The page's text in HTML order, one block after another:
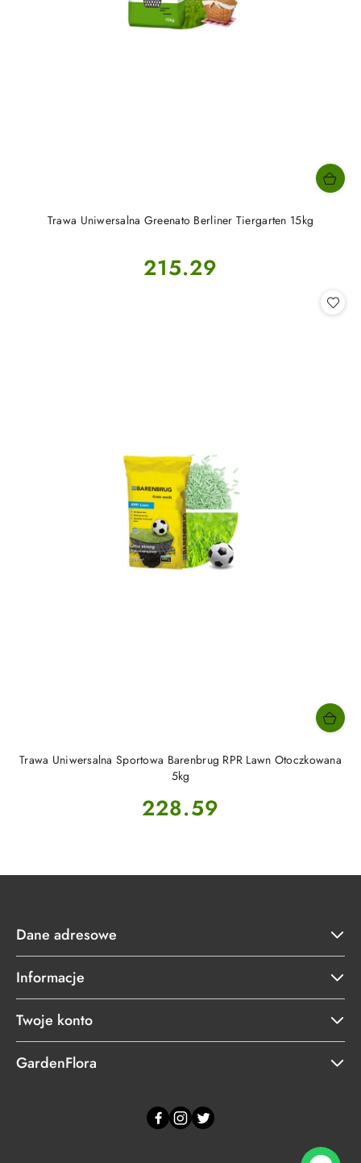
Trawa Uniwersalna Greenato Berliner Tiergarten 15kg
Cena:
215.29
Trawa Uniwersalna Sportowa Barenbrug RPR Lawn Otoczkowana
5kg
Cena:
228.59
Dane adresowe
Informacje
Twoje konto
GardenFlora